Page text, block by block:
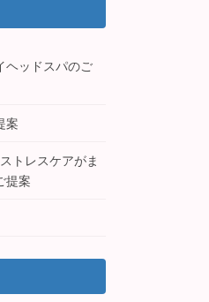
ヘッドスパのご
案
トレスケアがま
提案